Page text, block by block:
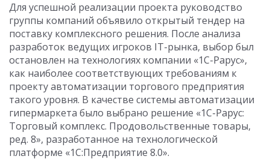
Для успешной реализации проекта руководство
группы компаний объявило открытый тендер на
поставку комплексного решения. После анализа
разработок ведущих игроков IT-рынка, выбор был
остановлен на технологиях компании «1С-Рарус»,
как наиболее соответствующих требованиям к
проекту автоматизации торгового предприятия
такого уровня. В качестве системы автоматизации
гипермаркета было выбрано решение «1С-Рарус:
Торговый комплекс. Продовольственные товары,
ред. 8», разработанное на технологической
платформе «1С:Предприятие 8.0».